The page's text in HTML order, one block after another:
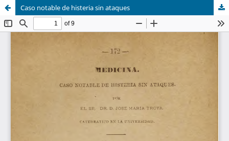
Caso notable de histeria sin ataques